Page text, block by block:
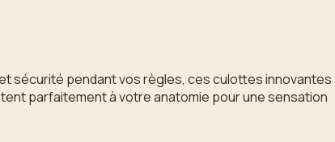
sécurité pendant vos règles, ces culottes innovantes
parfaitement à votre anatomie pour une sensation